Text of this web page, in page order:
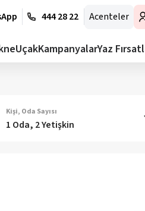
444 28 22 Acenteler
UçakKampanyalarYaz
Kişi, Oda Sayısı
1 Oda, 2 Yetişkin